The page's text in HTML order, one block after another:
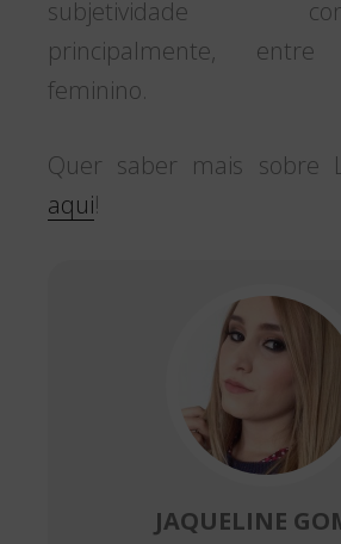
subjetividade
principalmente,
feminino.
Quer saber mais sobre
aqui!
JAQUELINE